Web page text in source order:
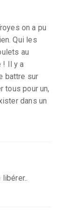
on a pu
Qui les
au
! Il y a
battre sur
tous pour un,
dans un